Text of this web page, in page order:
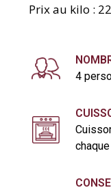
Prix au kilo :
4